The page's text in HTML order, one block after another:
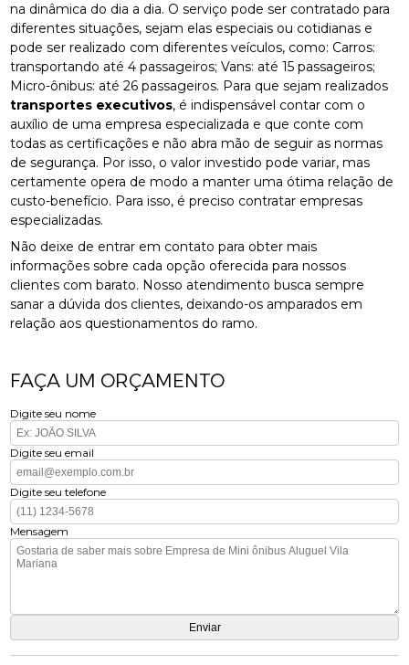
na dinâmica do dia a dia. O serviço pode ser contratado para
diferentes situações, sejam elas especiais ou cotidianas e
pode ser realizado com diferentes veículos, como: Carros:
transportando até 4 passageiros; Vans: até 15 passageiros;
Micro-ônibus: até 26 passageiros. Para que sejam realizados
transportes executivos, é indispensável contar com o
auxílio de uma empresa especializada e que conte com
todas as certificações e não abra mão de seguir as normas
de segurança. Por isso, o valor investido pode variar, mas
certamente opera de modo a manter uma ótima relação de
custo-benefício. Para isso, é preciso contratar empresas
especializadas.
Não deixe de entrar em contato para obter mais
informações sobre cada opção oferecida para nossos
clientes com barato. Nosso atendimento busca sempre
sanar a dúvida dos clientes, deixando-os amparados em
relação aos questionamentos do ramo.
FAÇA UM ORÇAMENTO
Digite seu nome
Digite seu email
Digite seu telefone
Mensagem